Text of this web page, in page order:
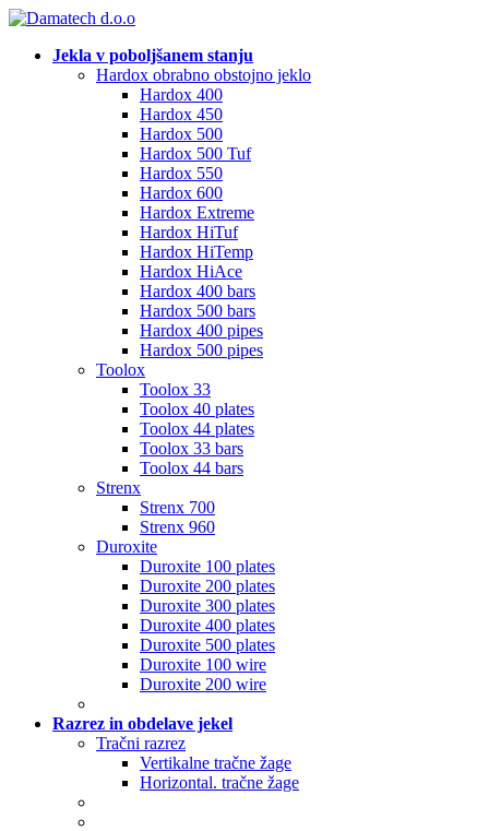
Jekla v poboljšanem stanju
Hardox obrabno obstojno jeklo
Hardox 400
Hardox 450
Hardox 500
Hardox 500 Tuf
Hardox 550
Hardox 600
Hardox Extreme
Hardox HiTuf
Hardox HiTemp
Hardox HiAce
Hardox 400 bars
Hardox 500 bars
Hardox 400 pipes
Hardox 500 pipes
Toolox
Toolox 33
Toolox 40 plates
Toolox 44 plates
Toolox 33 bars
Toolox 44 bars
Strenx
Strenx 700
Strenx 960
Duroxite
Duroxite 100 plates
Duroxite 200 plates
Duroxite 300 plates
Duroxite 400 plates
Duroxite 500 plates
Duroxite 100 wire
Duroxite 200 wire
Razrez in obdelave jekel
Tračni razrez
Vertikalne tračne žage
Horizontal. tračne žage